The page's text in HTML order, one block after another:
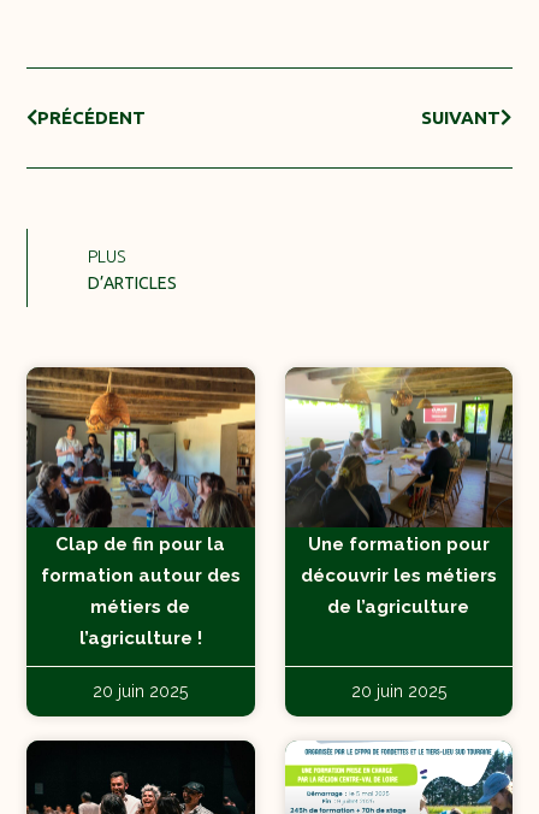
PRÉCÉDENT SUIVANT
PLUS
D’ARTICLES
Clap de fin pour la
formation autour des
métiers de
l’agriculture !
20 juin 2025
Une formation pour
découvrir les métiers
de l’agriculture
20 juin 2025